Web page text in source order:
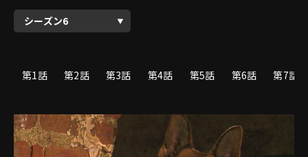
第1話 第2話 第3話 第4話 第5話 第6話 第7話